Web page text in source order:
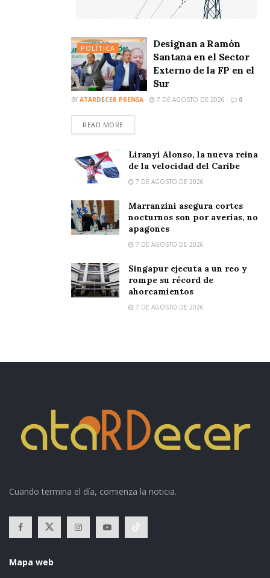
POLÍTICA
Designan a Ramón
Santana en el Sector
Externo de la FP en el
Sur
BY ATARDECER PRENSA 7 DE AGOSTO DE 2026 0
READ MORE
Liranyi Alonso, la nueva reina
de la velocidad del Caribe
7 DE AGOSTO DE 2026
Marranzini asegura cortes
nocturnos son por averías, no
apagones
7 DE AGOSTO DE 2026
Singapur ejecuta a un reo y
rompe su récord de
ahorcamientos
7 DE AGOSTO DE 2026
Cuando termina el día, comienza la noticia.
Mapa web